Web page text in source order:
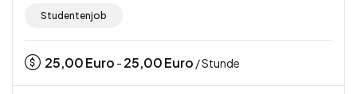
Studentenjob
25,00Euro - 25,00Euro / Stunde